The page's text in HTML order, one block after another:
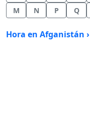
M
N P Q
Hora en Afganistán ›